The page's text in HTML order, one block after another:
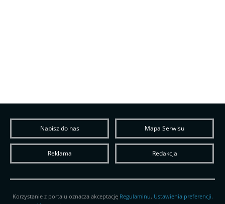
Napisz do nas Mapa Serwisu
Reklama Redakcja
Korzystanie z portalu oznacza akceptację Regulaminu. Ustawienia preferencji.